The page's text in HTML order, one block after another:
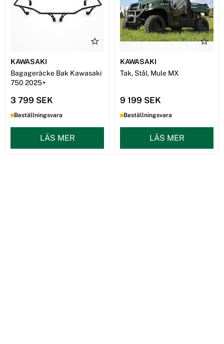
KAWASAKI
Bagageräcke Bak Kawasaki
750 2025+
3 799 SEK
Beställningsvara
LÄS MER
KAWASAKI
Tak, Stål, Mule MX
9 199 SEK
Beställningsvara
LÄS MER